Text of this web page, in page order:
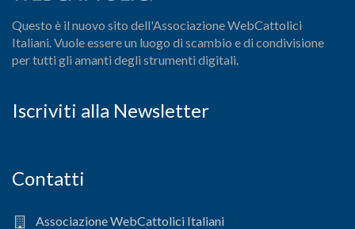
Questo è il nuovo sito dell'Associazione WebCattolici
Italiani. Vuole essere un luogo di scambio e di condivisione
per tutti gli amanti degli strumenti digitali.
Iscriviti alla Newsletter
Contatti
Associazione WebCattolici Italiani